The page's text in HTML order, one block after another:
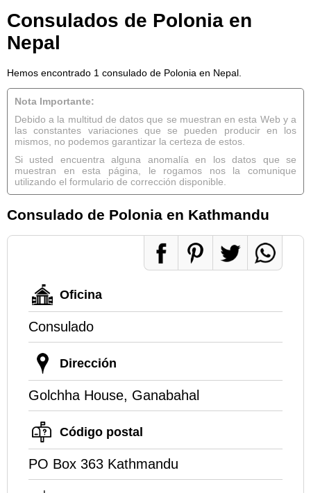
Consulados de Polonia en
Nepal
Hemos encontrado 1 consulado de Polonia en Nepal.
Nota Importante:
Debido a la multitud de datos que se muestran en esta Web y a
las constantes variaciones que se pueden producir en los
mismos, no podemos garantizar la certeza de estos.
Si usted encuentra alguna anomalía en los datos que se
muestran en esta página, le rogamos nos la comunique
utilizando el formulario de corrección disponible.
Consulado de Polonia en Kathmandu
Oficina
Consulado
Dirección
Golchha House, Ganabahal
Código postal
PO Box 363 Kathmandu